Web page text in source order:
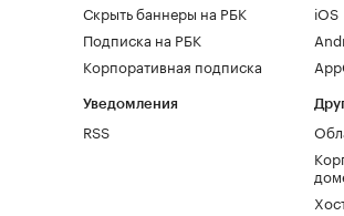
Скрыть баннеры на РБК
Подписка на РБК
Корпоративная подписка
Уведомления
RSS
iOS